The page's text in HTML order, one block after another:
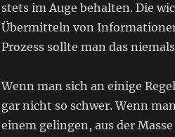
stets im Auge behalten. Die
Übermitteln von
Prozess sollte man das
Wenn man sich an einige
gar nicht so schwer. Wenn
einem gelingen, aus der